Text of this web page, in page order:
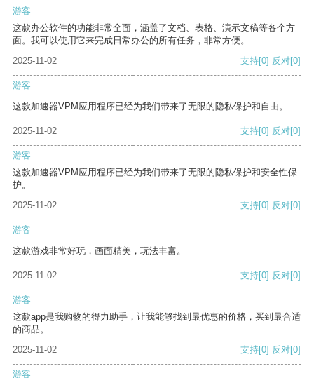
游客
这款办公软件的功能非常全面，涵盖了文档、表格、演示文稿等各个方
面。我可以使用它来完成日常办公的所有任务，非常方便。
2025-11-02
支持[0] 反对[0]
游客
这款加速器VPM应用程序已经为我们带来了无限的隐私保护和自由。
2025-11-02 支持[0] 反对[0]
游客
这款加速器VPM应用程序已经为我们带来了无限的隐私保护和安全性保
护。
2025-11-02
支持[0] 反对[0]
游客
这款游戏非常好玩，画面精美，玩法丰富。
2025-11-02 支持[0] 反对[0]
游客
这款app是我购物的得力助手，让我能够找到最优惠的价格，买到最合适
的商品。
2025-11-02
支持[0] 反对[0]
游客